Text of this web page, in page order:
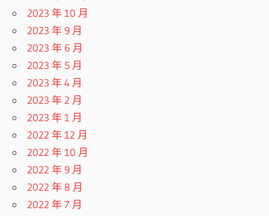
2023 年 10 月
2023 年 9 月
2023 年 6 月
2023 年 5 月
2023 年 4 月
2023 年 2 月
2023 年 1 月
2022 年 12 月
2022 年 10 月
2022 年 9 月
2022 年 8 月
2022 年 7 月